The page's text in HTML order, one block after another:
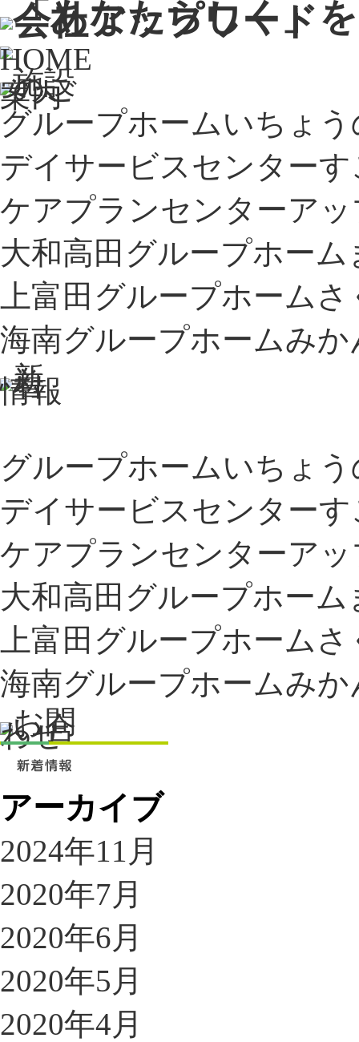
グループホームいちょう
デイサービスセンターす
ケアプランセンターア
大和高田グループホーム
上富田グループホーム さ
海南グループホームみか
グループホームいちょう
デイサービスセンターす
ケアプランセンターア
大和高田グループホーム
上富田グループホーム さ
海南グループホームみか
アーカイブ
2024年11月
2020年7月
2020年6月
2020年5月
2020年4月